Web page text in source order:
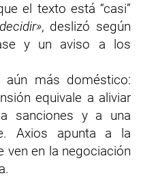
el texto está “casi”
, deslizó según
y un aviso a los
aún más doméstico:
equivale a aliviar
sanciones y a una
Axios apunta a la
ven en la negociación